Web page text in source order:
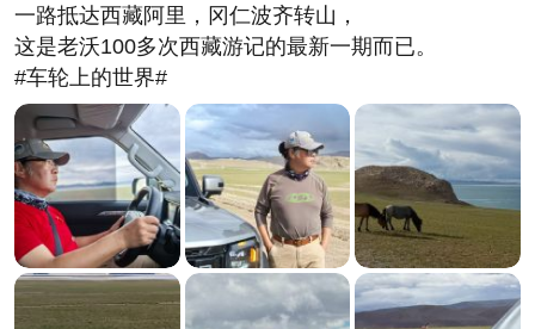
一路抵达西藏阿里，冈仁波齐转山，
这是老沃100多次西藏游记的最新一期而已。
#车轮上的世界#